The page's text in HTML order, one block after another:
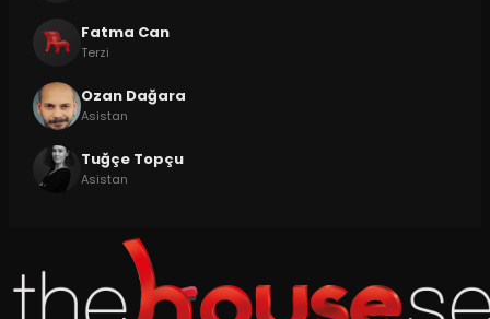
Fatma Can
Terzi
Ozan Dağara
Asistan
Tuğçe Topçu
Asistan